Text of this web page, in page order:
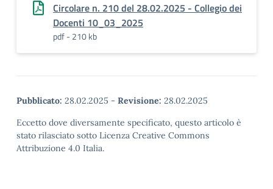
Circolare n. 210 del 28.02.2025 - Collegio dei
Docenti 10_03_2025
pdf - 210 kb
Pubblicato: 28.02.2025 - Revisione: 28.02.2025
Eccetto dove diversamente specificato, questo articolo è
stato rilasciato sotto Licenza Creative Commons
Attribuzione 4.0 Italia.